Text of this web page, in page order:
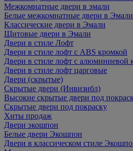
Межкомнатные двери в эмали
Белые межкомнатные двери в Эмали
Классические двери в Эмали
Щитовые двери в Эмали
Двери в стиле Лофт
Двери в стиле лофт с ABS кромкой
Двери в стиле лофт с алюминиевой
Двери в стиле лофт царговые
Двери (скрытые)
Скрытые двери (Инвизибл)
Высокие скрытые двери под
Скрытые двери под покраску
Хиты продаж
Двери экошпон
Белые двери Экошпон
Двери в классическом стиле